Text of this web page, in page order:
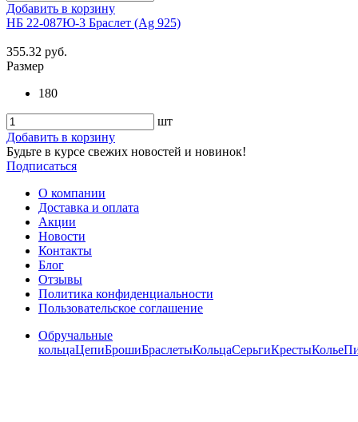
Добавить в корзину
НБ 22-087Ю-3 Браслет (Ag 925)
355.32 руб.
Размер
180
шт
Добавить в корзину
Будьте в курсе свежих новостей и новинок!
Подписаться
О компании
Доставка и оплата
Акции
Новости
Контакты
Блог
Отзывы
Политика конфиденциальности
Пользовательское соглашение
Обручальные
кольцаЦепиБрошиБраслетыКольцаСерьгиКрестыКолье